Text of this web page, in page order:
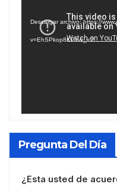
vídeo
Descargar archivo: https://
v=EhSPkop8KPY&_=2
Pregunta Del Día
¿Esta usted de